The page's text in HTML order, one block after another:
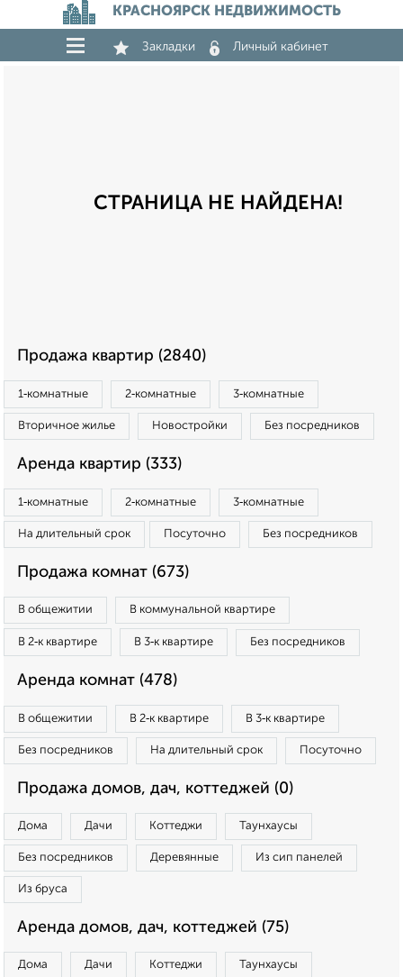
КРАСНОЯРСК НЕДВИЖИМОСТЬ
Закладки Личный кабинет
СТРАНИЦА НЕ НАЙДЕНА!
Продажа квартир (2840)
1‑комнатные 2‑комнатные 3‑комнатные
Вторичное жилье Новостройки Без посредников
Аренда квартир (333)
1‑комнатные 2‑комнатные 3‑комнатные
На длительный срок Посуточно Без посредников
Продажа комнат (673)
В общежитии В коммунальной квартире
В 2‑к квартире В 3‑к квартире Без посредников
Аренда комнат (478)
В общежитии В 2‑к квартире В 3‑к квартире
Без посредников На длительный срок Посуточно
Продажа домов, дач, коттеджей (0)
Дома Дачи Коттеджи Таунхаусы
Без посредников Деревянные Из сип панелей
Из бруса
Аренда домов, дач, коттеджей (75)
Дома Дачи Коттеджи Таунхаусы